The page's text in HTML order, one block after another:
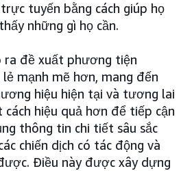
tuyến bằng cách giúp họ
những gì họ cần.
đề xuất phương tiện
mạnh mẽ hơn, mang đến
hiệu hiện tại và tương lai
cách hiệu quả hơn để tiếp cận
thông tin chi tiết sâu sắc
chiến dịch có tác động và
Điều này được xây dựng